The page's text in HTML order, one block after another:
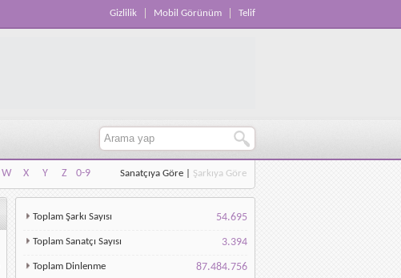
Gizlilik Mobil Görünüm Telif
W X Y Z
0-9
W X Y Z 0-9
Sanatçıya Göre Şarkıya Göre
Toplam Şarkı Sayısı 54.695
Toplam Sanatçı Sayısı 3.394
Toplam Dinlenme 87.484.756